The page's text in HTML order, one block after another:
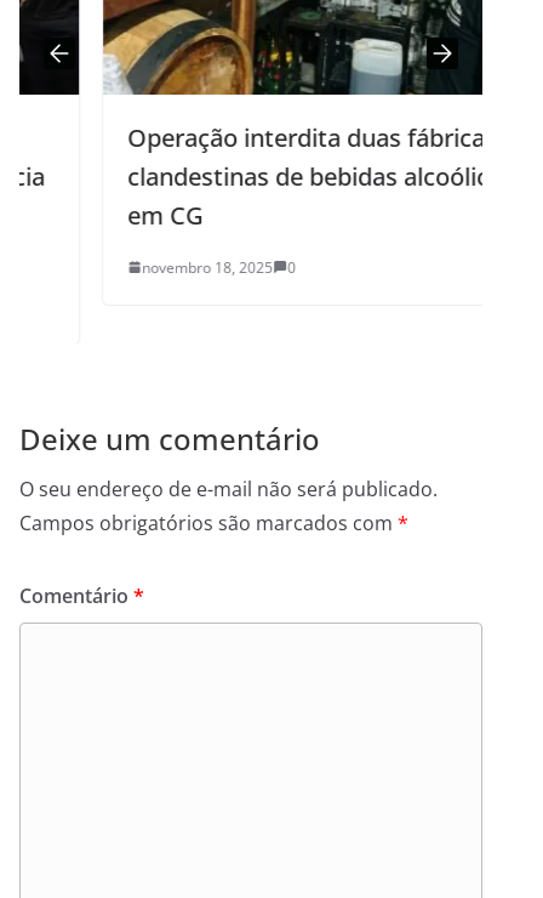
Operação interdita duas fábricas
clandestinas de bebidas alcoólicas
em CG
novembro 18, 2025 0
Deixe um comentário
O seu endereço de e-mail não será publicado.
Campos obrigatórios são marcados com *
Comentário *